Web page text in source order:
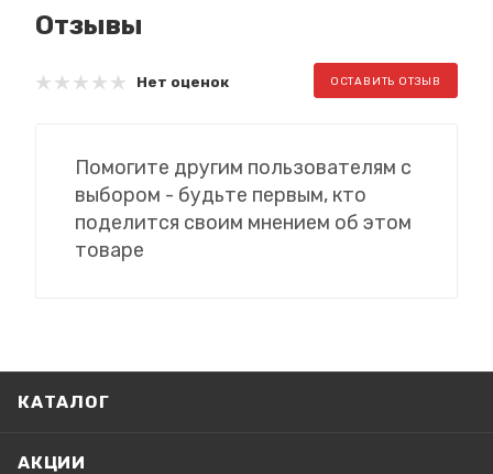
Отзывы
Нет оценок ОСТАВИТЬ ОТЗЫВ
Помогите другим пользователям с
выбором - будьте первым, кто
поделится своим мнением об этом
товаре
КАТАЛОГ
АКЦИИ